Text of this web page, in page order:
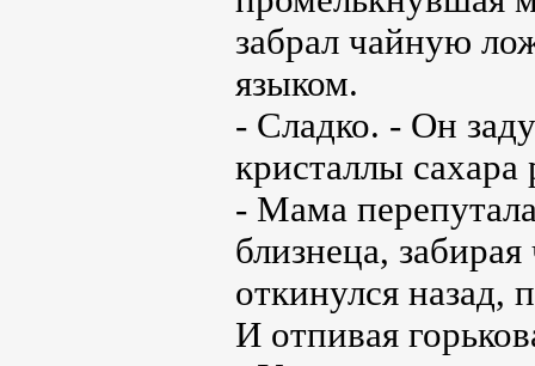
забрал чайную
языком.
- Сладко. - Он
кристаллы сахара
- Мама
близнеца,
откинулся назад,
И отпивая